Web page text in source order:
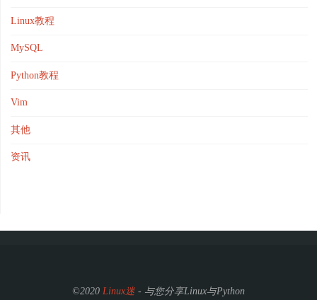
Linux教程
MySQL
Python教程
Vim
其他
资讯
©2020 Linux迷 - 与您分享Linux与Python